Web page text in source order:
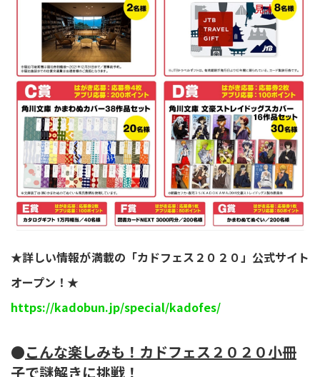
★詳しい情報が満載の「カドフェス２０２０」公式サイト
オープン！★
https://kadobun.jp/special/kadofes/
●こんな楽しみも！カドフェス２０２０小冊
子で謎解きに挑戦！